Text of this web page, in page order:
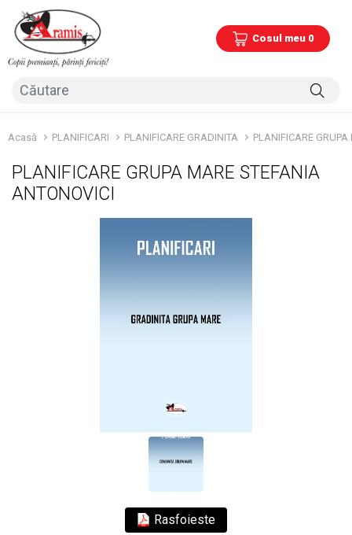
Cosul meu 0
Acasă PLANIFICARI PLANIFICARE GRADINITA PLANIFICARE
PLANIFICARE GRUPA MARE STEFANIA
ANTONOVICI
Rasfoieste